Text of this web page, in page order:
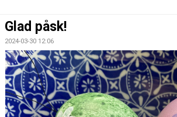
DOKUMENT
MATCHER
BOKNINGAR FRÖJEVI
Glad påsk!
2024-03-30 12:06